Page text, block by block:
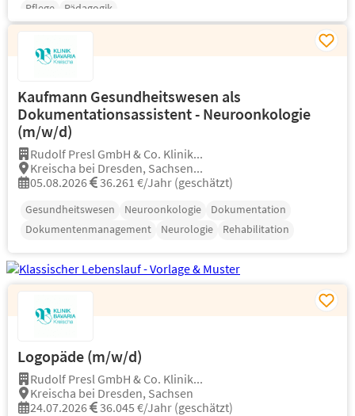
Pflege
Pädagogik
Kaufmann Gesundheitswesen als
Dokumentationsassistent - Neuroonkologie
(m/w/d)
Rudolf Presl GmbH & Co. Klinik...
Kreischa bei Dresden, Sachsen...
05.08.2026
36.261 €/Jahr (geschätzt)
Gesundheitswesen Neuroonkologie
Dokumentation
Dokumentenmanagement
Neurologie Rehabilitation
Logopäde (m/w/d)
Rudolf Presl GmbH & Co. Klinik...
Kreischa bei Dresden, Sachsen
24.07.2026
36.045 €/Jahr (geschätzt)